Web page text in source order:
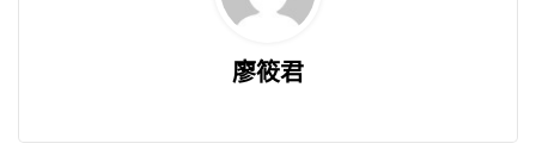
廖筱君